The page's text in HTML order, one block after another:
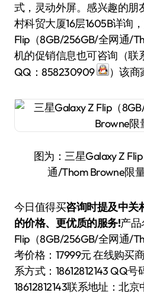
式，灵动外屏。感兴趣的朋
村科贸大厦16层1605B详询
Flip（8GB/256GB/全网通/
机的促销信息也可咨询（联
QQ：858230909
）该商
图为：三星Galaxy Z
通/Thom Browne限
今日值得买咨询时提及中关
的价格、更优质的服务!产品
Flip（8GB/256GB/全网通/
考价格： 17999元 在线购买
系方式： 18612812143 QQ号
18612812143联系地址：北京